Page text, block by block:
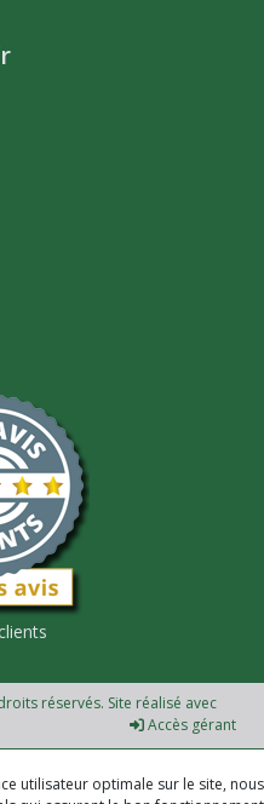
réservés. Site réalisé avec
Accès gérant
utilisateur optimale sur le site, nous